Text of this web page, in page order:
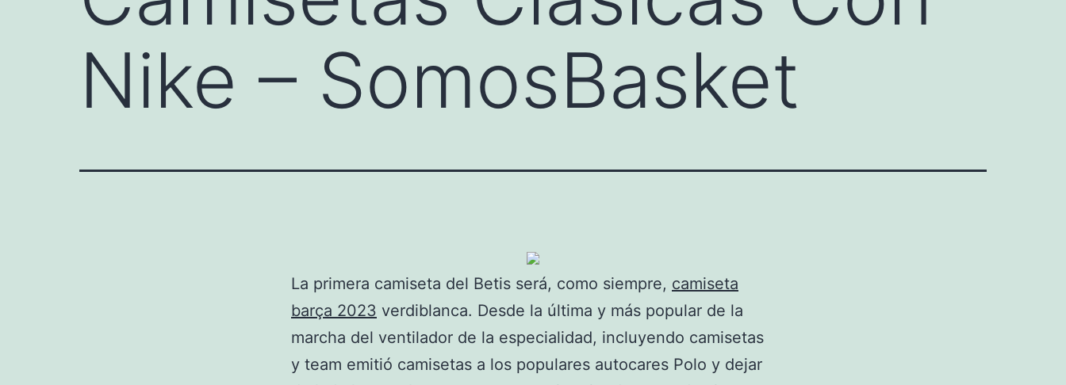
Nike – SomosBasket
La primera camiseta del Betis será, como siempre, camiseta
barça 2023 verdiblanca. Desde la última y más popular de la
marcha del ventilador de la especialidad, incluyendo camisetas
y team emitió camisetas a los populares autocares Polo y dejar